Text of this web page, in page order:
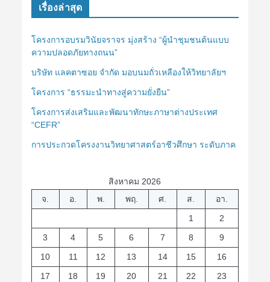
เรื่องล่าสุด
โครงการอบรมวินัยจราจร มุ่งสร้าง “ผู้นำชุมชนต้นแบบ
ความปลอดภัยทางถนน”
บริษัท แลคตาซอย จำกัด มอบนมถั่วเหลืองให้วิทยาลัยฯ
โครงการ “ธรรมะนำทางสู่ความยั่งยืน”
โครงการส่งเสริมและพัฒนาทักษะภาษาต่างประเทศ
“CEFR”
การประกวดโครงงานวิทยาศาสตร์อาชีวศึกษา ระดับภาค
สิงหาคม 2026
จ.
อ. พ. พฤ. ศ. ส.
อา.
1
2
3
4 5 6 7 8
9
10
11 12 13 14 15
16
17
18 19 20 21 22
23